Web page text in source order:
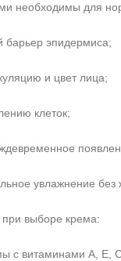
необходимы для
барьер эпидермиса;
и цвет лица;
клеток;
увлажнение без
при выборе крема:
с витаминами A, E,